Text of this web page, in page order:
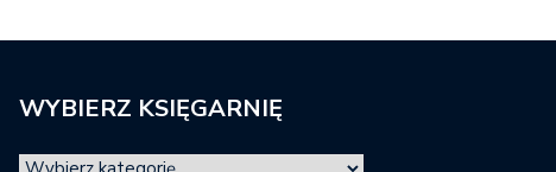
WYBIERZ KSIĘGARNIĘ